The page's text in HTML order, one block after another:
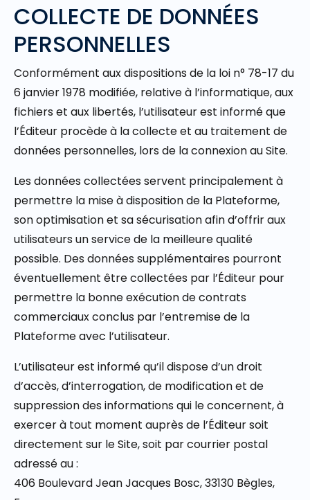
COLLECTE DE DONNÉES
PERSONNELLES
Conformément aux dispositions de la loi n° 78-17 du
6 janvier 1978 modifiée, relative à l’informatique, aux
fichiers et aux libertés, l’utilisateur est informé que
l’Éditeur procède à la collecte et au traitement de
données personnelles, lors de la connexion au Site.
Les données collectées servent principalement à
permettre la mise à disposition de la Plateforme,
son optimisation et sa sécurisation afin d’offrir aux
utilisateurs un service de la meilleure qualité
possible. Des données supplémentaires pourront
éventuellement être collectées par l’Éditeur pour
permettre la bonne exécution de contrats
commerciaux conclus par l’entremise de la
Plateforme avec l’utilisateur.
L’utilisateur est informé qu’il dispose d’un droit
d’accès, d’interrogation, de modification et de
suppression des informations qui le concernent, à
exercer à tout moment auprès de l’Éditeur soit
directement sur le Site, soit par courrier postal
adressé au :
406 Boulevard Jean Jacques Bosc, 33130 Bègles,